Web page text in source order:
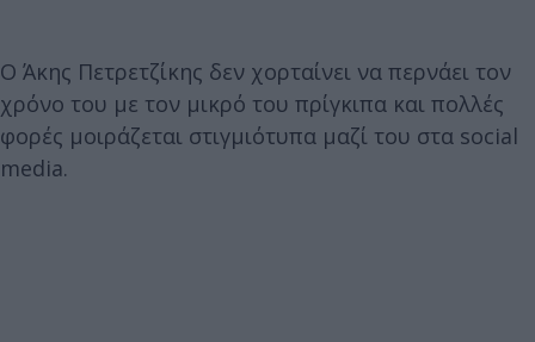
Ο Άκης Πετρετζίκης δεν χορταίνει να περνάει τον
χρόνο του με τον μικρό του πρίγκιπα και πολλές
φορές μοιράζεται στιγμιότυπα μαζί του στα social
media.